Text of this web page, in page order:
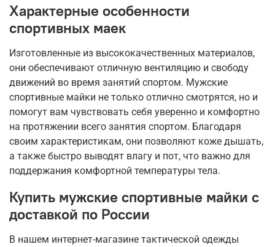
Характерные особенности
спортивных маек
Изготовленные из высококачественных материалов,
они обеспечивают отличную вентиляцию и свободу
движений во время занятий спортом. Мужские
спортивные майки не только отлично смотрятся, но и
помогут вам чувствовать себя уверенно и комфортно
на протяжении всего занятия спортом. Благодаря
своим характеристикам, они позволяют коже дышать,
а также быстро выводят влагу и пот, что важно для
поддержания комфортной температуры тела.
Купить мужские спортивные майки с
доставкой по России
В нашем интернет-магазине тактической одежды